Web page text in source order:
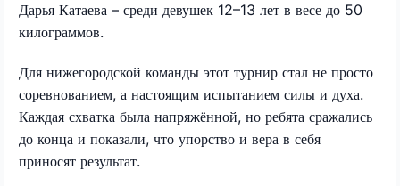
Дарья Катаева – среди девушек 12–13 лет в весе до 50
килограммов.
Для нижегородской команды этот турнир стал не просто
соревнованием, а настоящим испытанием силы и духа.
Каждая схватка была напряжённой, но ребята сражались
до конца и показали, что упорство и вера в себя
приносят результат.